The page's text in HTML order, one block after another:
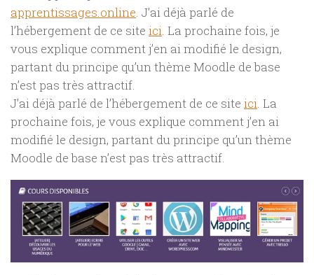
apprentissages.online. J’ai déjà parlé de
l’hébergement de ce site ici. La prochaine fois, je
vous explique comment j’en ai modifié le design,
partant du principe qu’un thème Moodle de base
n’est pas très attractif.
J’ai déjà parlé de l’hébergement de ce site ici. La
prochaine fois, je vous explique comment j’en ai
modifié le design, partant du principe qu’un thème
Moodle de base n’est pas très attractif.